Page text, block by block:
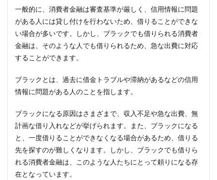
られ
る消
費者
金融
の利
点
簡単
な審
を借
りら
れる
2.2
急な
出費
に対
一般的に、消費者金融は審査基準が厳しく、信用情報に問題
がある人には貸し付けを行わないため、借りることができな
い場合が多いです。しかし、ブラックでも借りられる消費者
金融は、そのような人でも借りられるため、急な出費に対応
することができます。
ブラックとは、過去に借金トラブルや滞納があるなどの信用
情報に問題がある人のことを指します。
ブラックになる原因はさまざまで、収入不足や急な出費、無
計画な借り入れなどが挙げられます。また、ブラックになる
と、一度借りることができなくなる場合があるため、借りる
先を探すのが難しくなります。しかし、ブラックでも借りら
れる消費者金融は、このような人たちにとって頼りになる存
在となっています。